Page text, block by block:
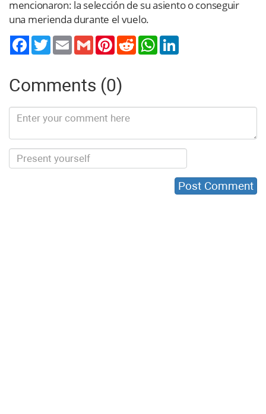
mencionaron: la selección de su asiento o conseguir
una merienda durante el vuelo.
TwitterEmail Gmail PinterestReddit WhatsApp
Comments (0)